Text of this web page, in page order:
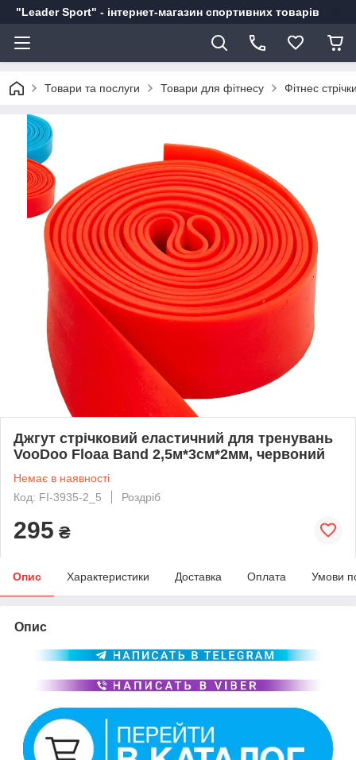
"Leader Sport" - інтернет-магазин спортивних товарів
Товари та послуги Товари для фітнесу Фітнес
Джгут стрічковий еластичний для тренувань
VooDoo Floaa Band 2,5м*3см*2мм, червоний
Немає в наявності
Код: FI-3935-2_5
Роздріб
295 ₴
Опис Характеристики Доставка Оплата Умови
Опис